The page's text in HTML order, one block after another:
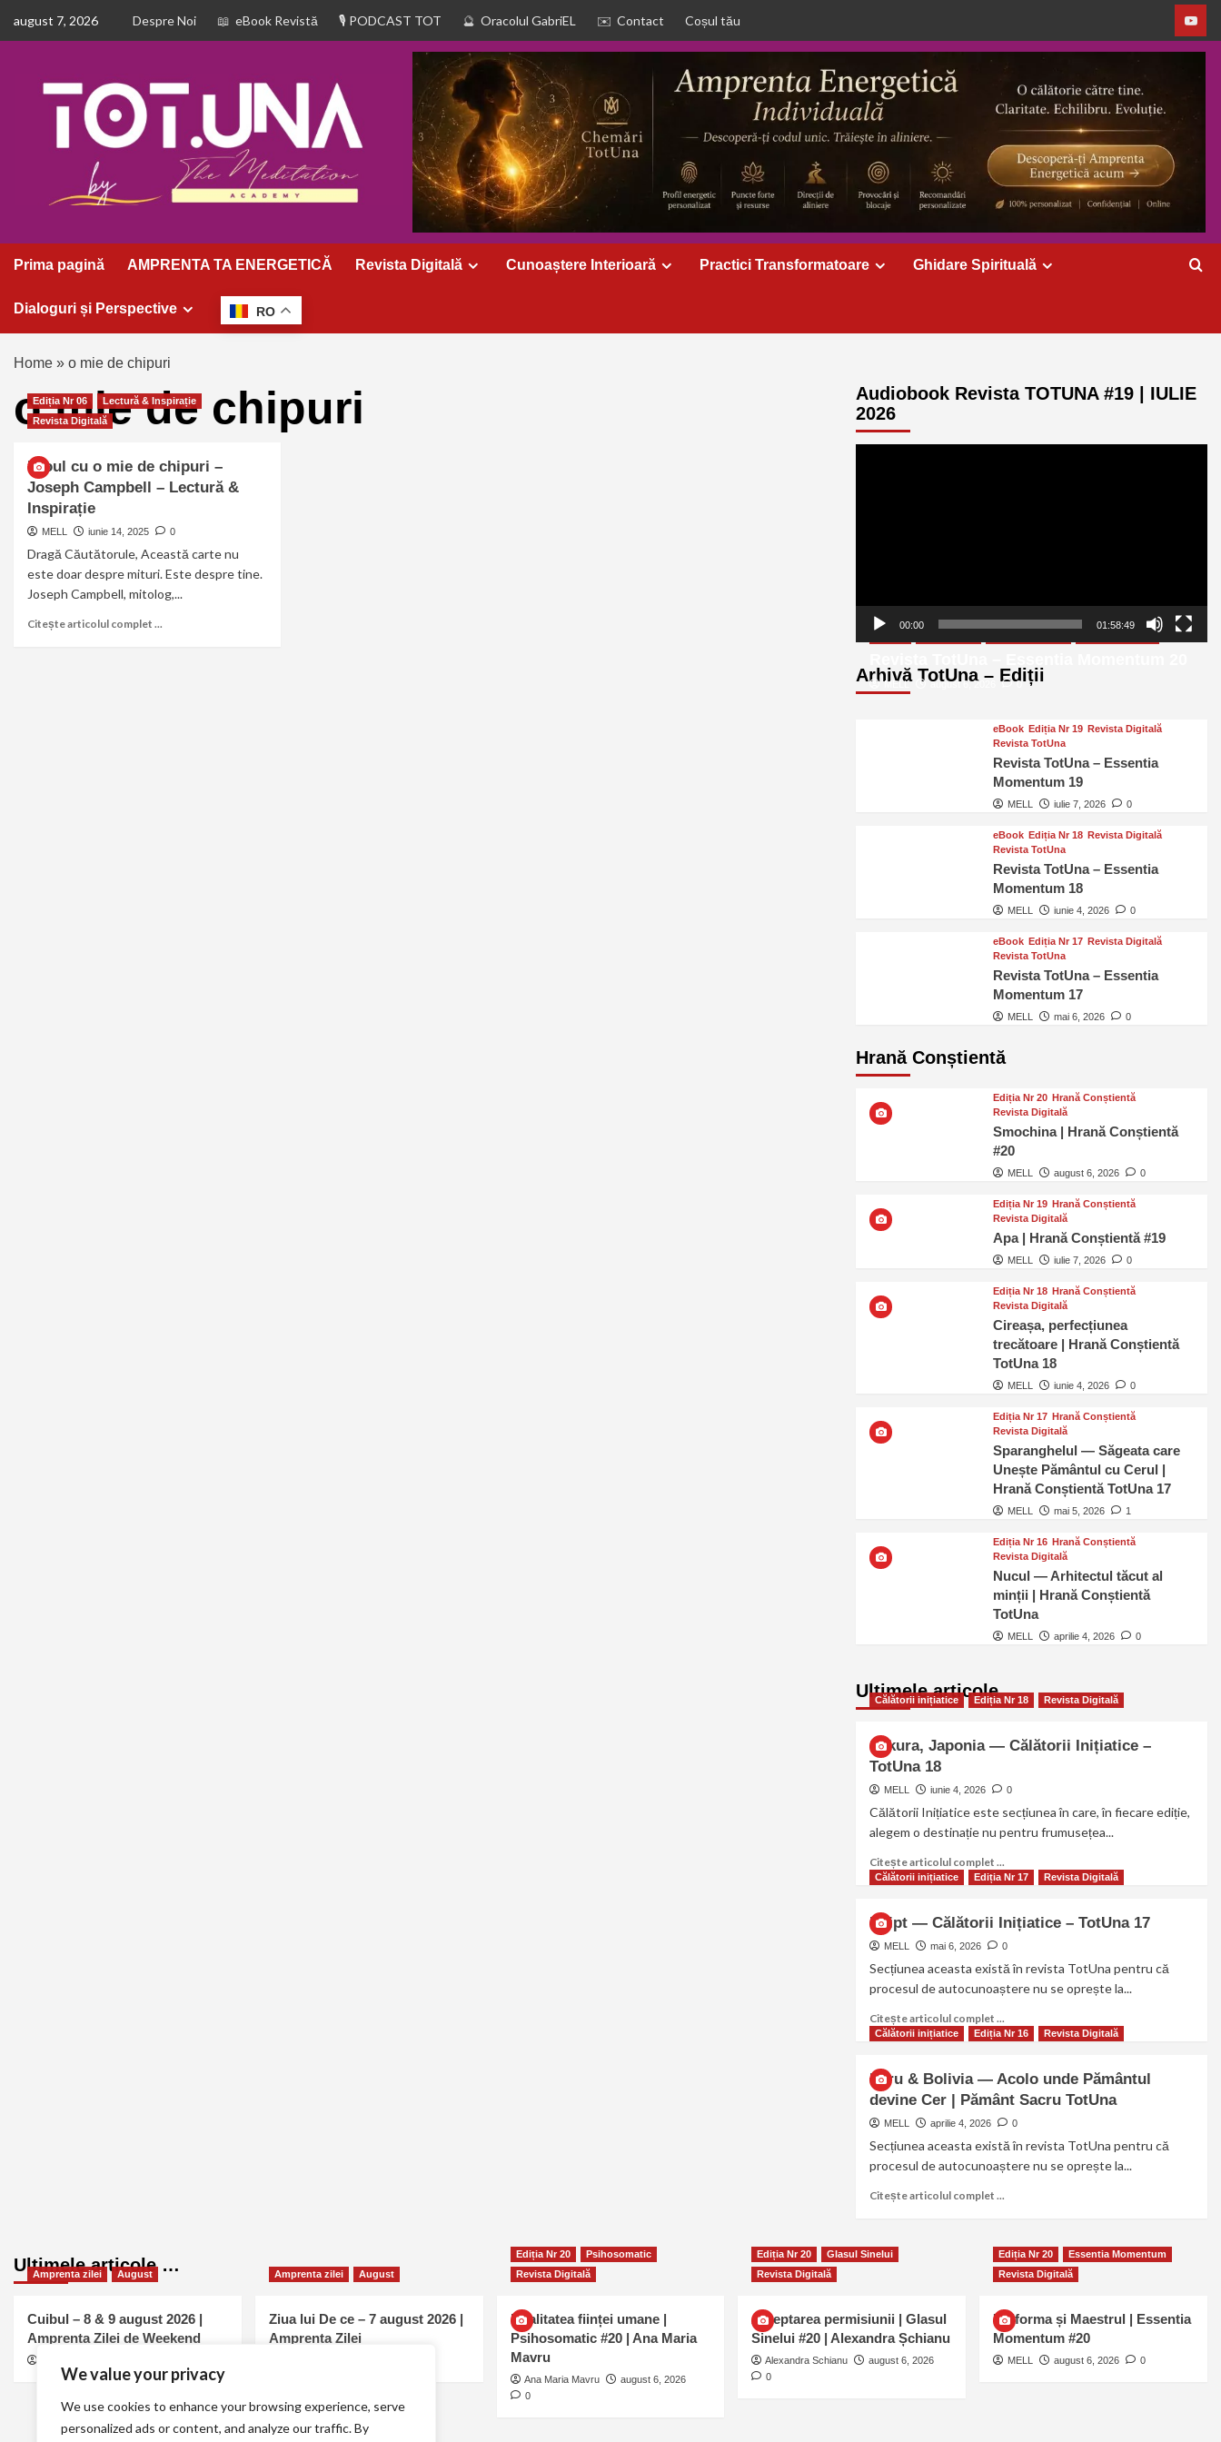
We value your privacy
We use cookies to enhance your browsing experience, serve
personalized ads or content, and analyze our traffic. By
august 7, 2026 Despre Noi eBook Revistă PODCAST TOT Oracolul GabriEL Contact Coșul tău
Prima pagină AMPRENTA TA ENERGETICĂ Revista Digitală Cunoaștere Interioară Practici Transformatoare Ghidare Spirituală
Dialoguri și Perspective RO
Home » o mie de chipuri
o mie de chipuri
Ediția Nr 06
Lectură & Inspirație
Revista Digitală
Eroul cu o mie de chipuri –
Joseph Campbell – Lectură &
Inspirație
MELL iunie 14, 2025 0
Dragă Căutătorule, Această carte nu
este doar despre mituri. Este despre tine.
Joseph Campbell, mitolog,...
Citește articolul complet ...
Audiobook Revista TOTUNA #19 | IULIE
2026
00:00 01:58:49
Arhivă TotUna – Ediții
MELL august 6, 2026 0
eBook Ediția Nr 19 Revista Digitală
Revista TotUna
Revista TotUna – Essentia
Momentum 19
MELL iulie 7, 2026 0
eBook Ediția Nr 18 Revista Digitală
Revista TotUna
Revista TotUna – Essentia
Momentum 18
MELL iunie 4, 2026 0
eBook Ediția Nr 17 Revista Digitală
Revista TotUna
Revista TotUna – Essentia
Momentum 17
MELL mai 6, 2026 0
Hrană Conștientă
Ediția Nr 20 Hrană Conștientă
Revista Digitală
Smochina | Hrană Conștientă
#20
MELL august 6, 2026 0
Ediția Nr 19 Hrană Conștientă
Revista Digitală
Apa | Hrană Conștientă #19
MELL iulie 7, 2026 0
Ediția Nr 18 Hrană Conștientă
Revista Digitală
Cireașa, perfecțiunea
trecătoare | Hrană Conștientă
TotUna 18
MELL iunie 4, 2026 0
Ediția Nr 17 Hrană Conștientă
Revista Digitală
Sparanghelul — Săgeata care
Unește Pământul cu Cerul |
Hrană Conștientă TotUna 17
MELL mai 5, 2026 1
Ediția Nr 16 Hrană Conștientă
Revista Digitală
Nucul — Arhitectul tăcut al
minții | Hrană Conștientă
TotUna
MELL aprilie 4, 2026 0
Ultimele articole
Călătorii inițiatice Ediția Nr 18 Revista Digitală
Sakura, Japonia — Călătorii Inițiatice –
TotUna 18
MELL iunie 4, 2026 0
Călătorii Inițiatice este secțiunea în care, în fiecare ediție,
alegem o destinație nu pentru frumusețea...
Citește articolul complet ...
Călătorii inițiatice Ediția Nr 17 Revista Digitală
Egipt — Călătorii Inițiatice – TotUna 17
MELL mai 6, 2026 0
Secțiunea aceasta există în revista TotUna pentru că
procesul de autocunoaștere nu se oprește la...
Citește articolul complet ...
Călătorii inițiatice Ediția Nr 16 Revista Digitală
Peru & Bolivia — Acolo unde Pământul
devine Cer | Pământ Sacru TotUna
MELL aprilie 4, 2026 0
Secțiunea aceasta există în revista TotUna pentru că
procesul de autocunoaștere nu se oprește la...
Citește articolul complet ...
Ultimele articole …
Amprenta zilei August
Cuibul – 8 & 9 august 2026 |
Amprenta Zilei de Weekend
Amprenta zilei August
Ziua lui De ce – 7 august 2026 |
Amprenta Zilei
Ediția Nr 20
Psihosomatic
Revista Digitală
Dualitatea ființei umane |
Psihosomatic #20 | Ana Maria
Mavru
Ana Maria Mavru
august 6, 2026
0
Ediția Nr 20
Glasul Sinelui
Revista Digitală
Așteptarea permisiunii | Glasul
Sinelui #20 | Alexandra Șchianu
Alexandra Schianu
august 6, 2026
0
Ediția Nr 20
Essentia Momentum
Revista Digitală
Uniforma și Maestrul | Essentia
Momentum #20
MELL august 6, 2026 0